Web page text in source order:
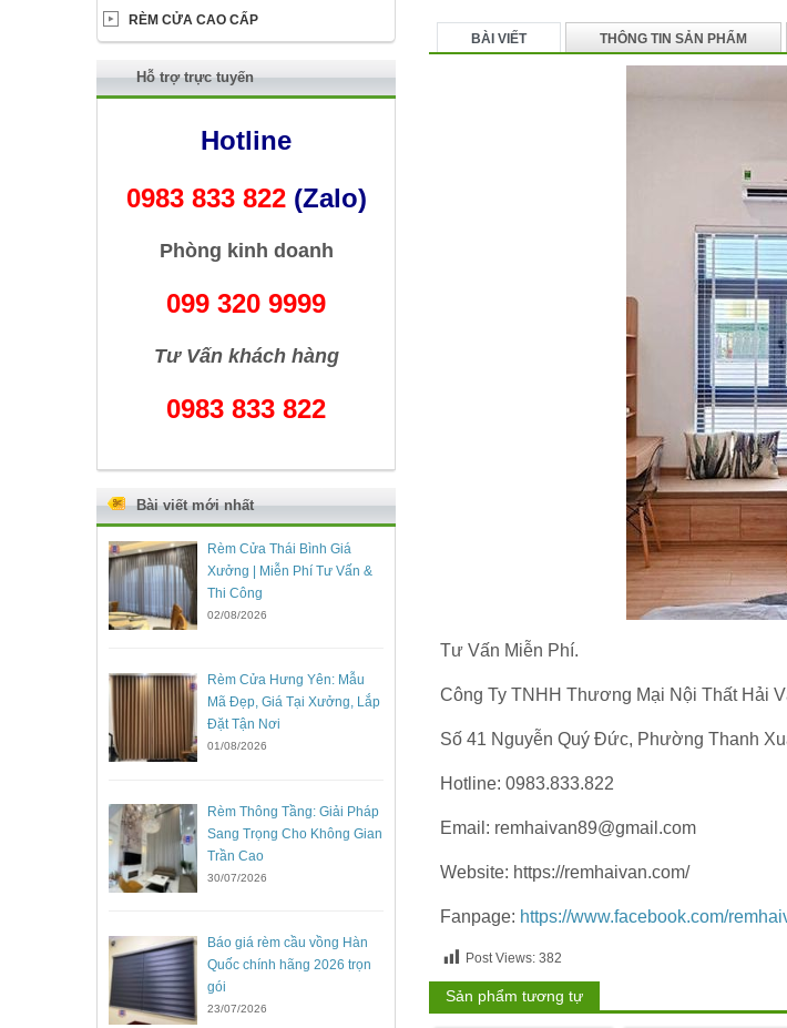
BÀI VIẾT THÔNG TIN SẢN PHẨM
Tư Vấn Miễn Phí.
Công Ty TNHH Thương Mại Nội Thất Hải
Số 41 Nguyễn Quý Đức, Phường Thanh
Hotline: 0983.833.822
Email: remhaivan89@gmail.com
Website: https://remhaivan.com/
Fanpage: https://www.facebook.com/
Post Views: 382
Sản phẩm tương tự
RÈM CỬA CAO CẤP
Hỗ trợ trực tuyến
Hotline
0983 833 822 (Zalo)
Phòng kinh doanh
099 320 9999
Tư Vấn khách hàng
0983 833 822
Bài viết mới nhất
Rèm Cửa Thái Bình Giá
Xưởng | Miễn Phí Tư Vấn &
Thi Công
02/08/2026
Rèm Cửa Hưng Yên: Mẫu
Mã Đẹp, Giá Tại Xưởng, Lắp
Đặt Tận Nơi
01/08/2026
Rèm Thông Tầng: Giải Pháp
Sang Trọng Cho Không Gian
Trần Cao
30/07/2026
Báo giá rèm cầu vồng Hàn
Quốc chính hãng 2026 trọn
gói
23/07/2026